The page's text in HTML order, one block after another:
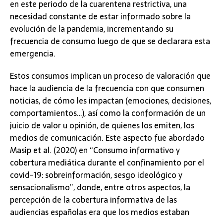
en este periodo de la cuarentena restrictiva, una
necesidad constante de estar informado sobre la
evolución de la pandemia, incrementando su
frecuencia de consumo luego de que se declarara esta
emergencia.
Estos consumos implican un proceso de valoración que
hace la audiencia de la frecuencia con que consumen
noticias, de cómo les impactan (emociones, decisiones,
comportamientos…), así como la conformación de un
juicio de valor u opinión, de quienes los emiten, los
medios de comunicación. Este aspecto fue abordado
Masip et al. (2020) en “Consumo informativo y
cobertura mediática durante el confinamiento por el
covid-19: sobreinformación, sesgo ideológico y
sensacionalismo”, donde, entre otros aspectos, la
percepción de la cobertura informativa de las
audiencias españolas era que los medios estaban